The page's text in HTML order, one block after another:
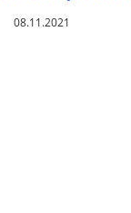
08.11.2021